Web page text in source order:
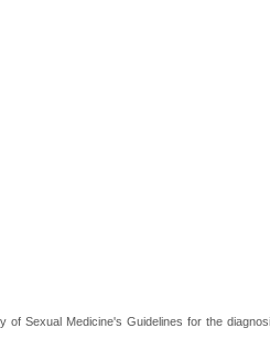
Sexual Medicine's Guidelines for the